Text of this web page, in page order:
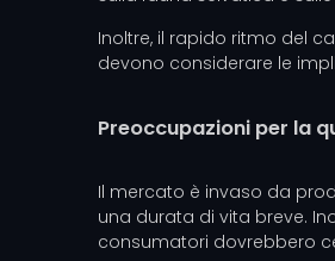
Inoltre, il rapido ritmo del
devono considerare le
Preoccupazioni per la
Il mercato è invaso da
una durata di vita breve.
consumatori dovrebbero